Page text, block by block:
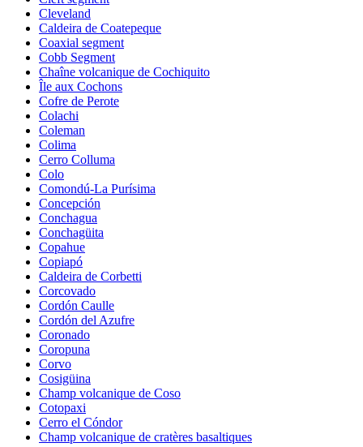
Cleveland
Caldeira de Coatepeque
Coaxial segment
Cobb Segment
Chaîne volcanique de Cochiquito
Île aux Cochons
Cofre de Perote
Colachi
Coleman
Colima
Cerro Colluma
Colo
Comondú-La Purísima
Concepción
Conchagua
Conchagüita
Copahue
Copiapó
Caldeira de Corbetti
Corcovado
Cordón Caulle
Cordón del Azufre
Coronado
Coropuna
Corvo
Cosigüina
Champ volcanique de Coso
Cotopaxi
Cerro el Cóndor
Champ volcanique de cratères basaltiques